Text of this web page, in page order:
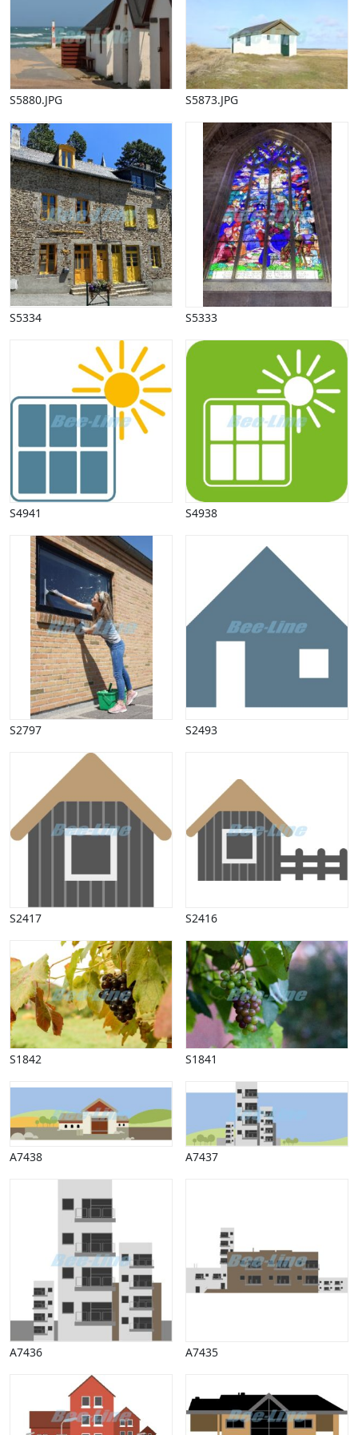
Penge, finans
Piktogrammer
Pinse
Politik, arbejdsmarked
Restauration, hotel
Scenarier
Skibe, både, søfart
Sommer
Spil
Sport
Spots
Stjernetegn, astrologi
Sundhed, sygdom
Trafik, færdsel
Uddannelse
Udsalg og andre begreber
Underholdning, kultur
S5880.JPG S5873.JPG
S5334 S5333
S4941 S4938
S2797 S2493
S2417 S2416
S1842 S1841
A7438 A7437
A7436 A7435